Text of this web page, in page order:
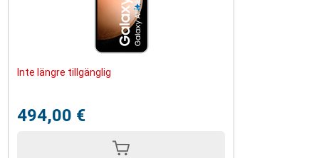
Inte längre tillgänglig
494,00 €